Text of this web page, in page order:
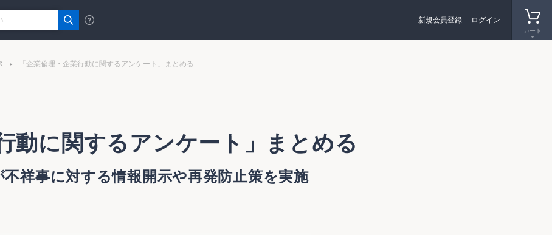
カート
新規会員登録 ログイン
「企業倫理・企業行動に関するアンケート」まとめる
動に関するアンケート」まとめる
不祥事に対する情報開示や再発防止策を実施